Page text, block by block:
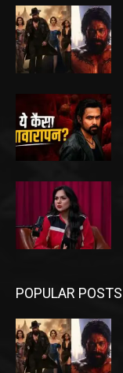
POPULAR POSTS